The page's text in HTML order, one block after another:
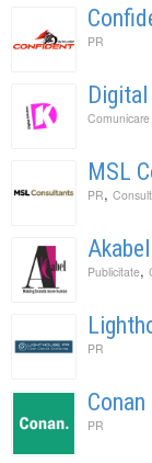
PR
MSL
PR,
Akabel
Publicitate,
PR
Conan
PR